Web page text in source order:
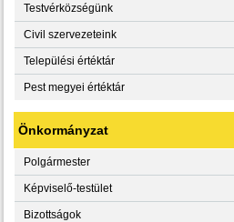
Testvérközségünk
Civil szervezeteink
Települési értéktár
Pest megyei értéktár
Önkormányzat
Polgármester
Képviselő-testület
Bizottságok